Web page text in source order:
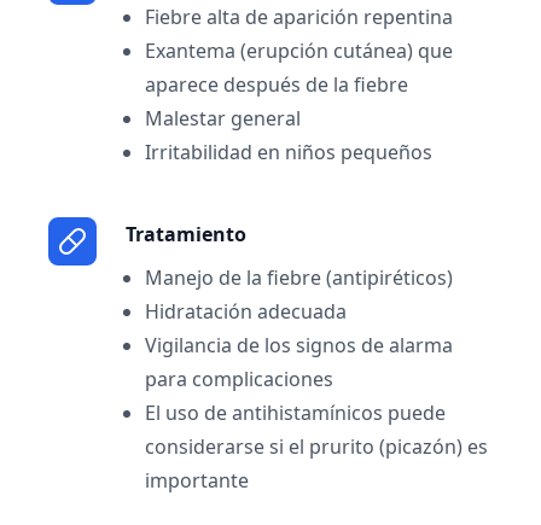
Fiebre alta de aparición repentina
Exantema (erupción cutánea) que
aparece después de la fiebre
Malestar general
Irritabilidad en niños pequeños
Tratamiento
Manejo de la fiebre (antipiréticos)
Hidratación adecuada
Vigilancia de los signos de alarma
para complicaciones
El uso de antihistamínicos puede
considerarse si el prurito (picazón) es
importante